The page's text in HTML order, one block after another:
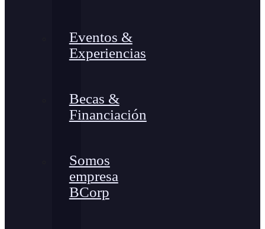
Eventos &
Experiencias
Becas &
Financiación
Somos
empresa
BCorp